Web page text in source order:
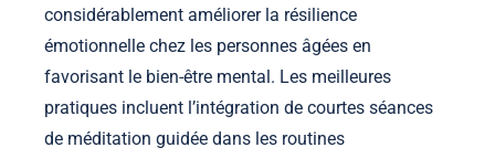
considérablement améliorer la résilience
émotionnelle chez les personnes âgées en
favorisant le bien-être mental. Les meilleures
pratiques incluent l’intégration de courtes séances
de méditation guidée dans les routines